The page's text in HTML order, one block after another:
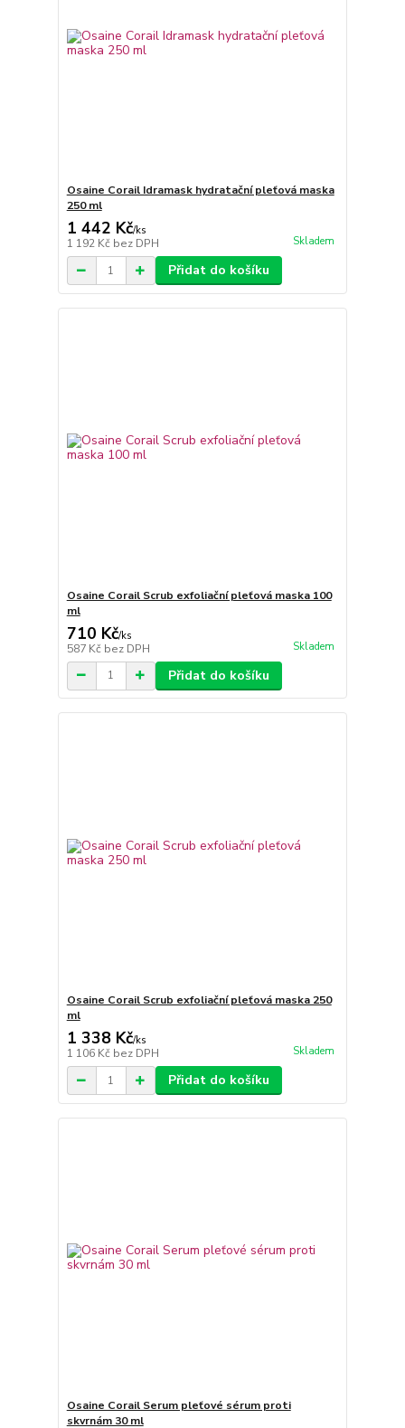
Osaine Corail Idramask hydratační pleťová maska
250 ml
1 442 Kč/ks
1 192 Kč bez DPH Skladem
Přidat do košíku
Osaine Corail Scrub exfoliační pleťová maska 100
ml
710 Kč/ks
587 Kč bez DPH Skladem
Přidat do košíku
Osaine Corail Scrub exfoliační pleťová maska 250
ml
1 338 Kč/ks
1 106 Kč bez DPH Skladem
Přidat do košíku
Osaine Corail Serum pleťové sérum proti
skvrnám 30 ml